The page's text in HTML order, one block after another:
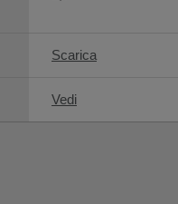
Scarica
Vedi